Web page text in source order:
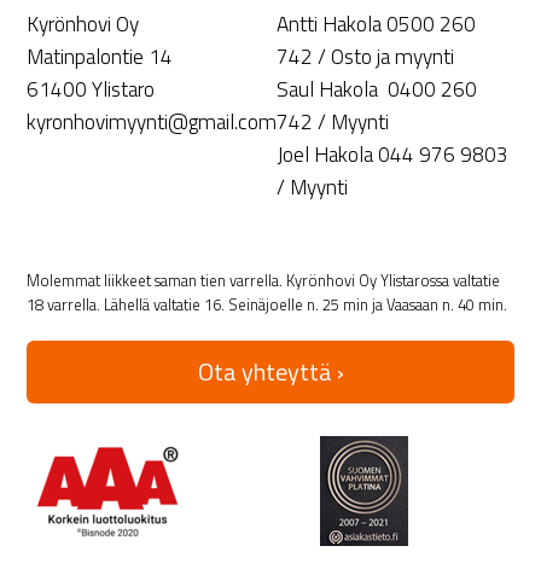
Kyrönhovi Oy
Matinpalontie 14
61400 Ylistaro
kyronhovimyynti@gmail.com
Antti Hakola 0500 260
742 / Osto ja myynti
Saul Hakola 0400 260
742 / Myynti
Joel Hakola 044 976 9803
/ Myynti
Molemmat liikkeet saman tien varrella. Kyrönhovi Oy Ylistarossa valtatie
18 varrella. Lähellä valtatie 16. Seinäjoelle n. 25 min ja Vaasaan n. 40 min.
Ota yhteyttä ›